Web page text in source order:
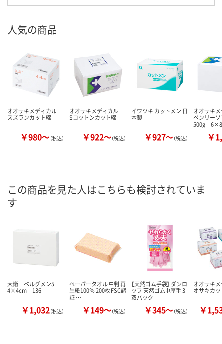
人気の商品
オオサキメディカル
スズランカット綿
￥980～（税込）
オオサキメディカル
Sコットンカット綿
￥922～（税込）
イワツキ カットメン 日
本製
￥927～（税込）
オオサキ
ベンリー
500g
￥
この商品を見た人はこちらも検討されていま
す
大衛 ベルグメン5
4×4cm 136
￥1,032（税込）
ペーパータオル 中判 再
生紙100％ 200枚 FSC認
証 …
￥149～（税込）
【天然ゴム手袋】 ダンロ
ップ 天然ゴム中厚手 3
双パック
￥345～（税込）
オオサキ
オサキカ
￥